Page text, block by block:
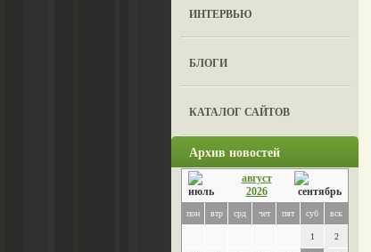
ИНТЕРВЬЮ
БЛОГИ
КАТАЛОГ САЙТОВ
Архив новостей
август
2026
пон втр срд чет пят суб вск
1 2